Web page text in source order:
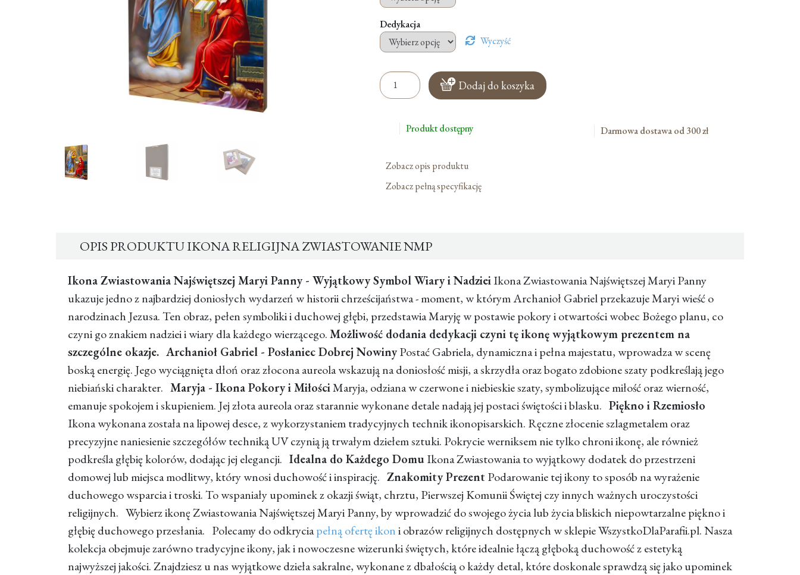
Dedykacja
Wyczyść
ilość
Ikona
Zwiastowanie
NMP
Dodaj do koszyka
Produkt dostępny Darmowa dostawa od 300 zł
Zobacz opis produktu
Zobacz pełną specyfikację
OPIS PRODUKTU IKONA RELIGIJNA ZWIASTOWANIE NMP
Ikona Zwiastowania Najświętszej Maryi Panny - Wyjątkowy Symbol Wiary i NadzieiIkona Zwiastowania Najświętszej Maryi Panny
ukazuje jedno z najbardziej doniosłych wydarzeń w historii chrześcijaństwa - moment, w którym Archanioł Gabriel przekazuje Maryi wieść o
narodzinach Jezusa. Ten obraz, pełen symboliki i duchowej głębi, przedstawia Maryję w postawie pokory i otwartości wobec Bożego planu, co
czyni go znakiem nadziei i wiary dla każdego wierzącego.Możliwość dodania dedykacji czyni tę ikonę wyjątkowym prezentem na
szczególne okazje. Archanioł Gabriel - Posłaniec Dobrej NowinyPostać Gabriela, dynamiczna i pełna majestatu, wprowadza w scenę
boską energię. Jego wyciągnięta dłoń oraz złocona aureola wskazują na doniosłość misji, a skrzydła oraz bogato zdobione szaty podkreślają jego
niebiański charakter. Maryja - Ikona Pokory i MiłościMaryja, odziana w czerwone i niebieskie szaty, symbolizujące miłość oraz wierność,
emanuje spokojem i skupieniem. Jej złota aureola oraz starannie wykonane detale nadają jej postaci świętości i blasku. Piękno i Rzemiosło
Ikona wykonana została na lipowej desce, z wykorzystaniem tradycyjnych technik ikonopisarskich. Ręczne złocenie szlagmetalem oraz
precyzyjne naniesienie szczegółów techniką UV czynią ją trwałym dziełem sztuki. Pokrycie werniksem nie tylko chroni ikonę, ale również
podkreśla głębię kolorów, dodając jej elegancji. Idealna do Każdego DomuIkona Zwiastowania to wyjątkowy dodatek do przestrzeni
domowej lub miejsca modlitwy, który wnosi duchowość i inspirację. Znakomity PrezentPodarowanie tej ikony to sposób na wyrażenie
duchowego wsparcia i troski. To wspaniały upominek z okazji świąt, chrztu, Pierwszej Komunii Świętej czy innych ważnych uroczystości
religijnych. Wybierz ikonę Zwiastowania Najświętszej Maryi Panny, by wprowadzić do swojego życia lub życia bliskich niepowtarzalne piękno i
głębię duchowego przesłania. Polecamy do odkryciapełną ofertę ikoni obrazów religijnych dostępnych w sklepie WszystkoDlaParafii.pl. Nasza
kolekcja obejmuje zarówno tradycyjne ikony, jak i nowoczesne wizerunki świętych, które idealnie łączą głęboką duchowość z estetyką
najwyższej jakości. Znajdziesz u nas wyjątkowe dzieła sakralne, wykonane z dbałością o każdy detal, które doskonale sprawdzą się jako upominek